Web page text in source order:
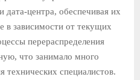
центра, обеспечивая их
в зависимости от текущих
перераспределения
что занимало много
технических специалистов.